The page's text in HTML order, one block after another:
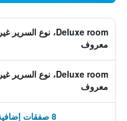
Deluxe room، نوع السرير غير
معروف
Deluxe room، نوع السرير غير
معروف
8 صفقات إضافية ابتداءً من 2,026 ﷼